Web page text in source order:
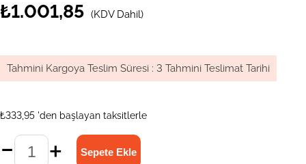
₺1.001,85 (KDV Dahil)
Tahmini Kargoya Teslim Süresi : 3 Tahmini Teslimat Tarihi
₺333,95 'den başlayan taksitlerle